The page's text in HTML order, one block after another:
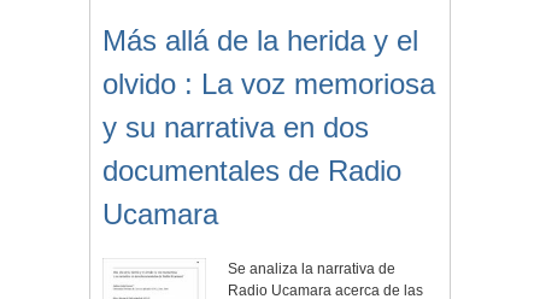
Más allá de la herida y el
olvido : La voz memoriosa
y su narrativa en dos
documentales de Radio
Ucamara
Se analiza la narrativa de
Radio Ucamara acerca de las